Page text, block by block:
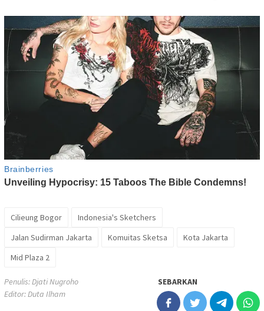
Cilieung Bogor
Indonesia's Sketchers
Jalan Sudirman Jakarta
Komuitas Sketsa
Kota Jakarta
Mid Plaza 2
Penulis: Djati Nugroho
Editor: Duta Ilham
SEBARKAN